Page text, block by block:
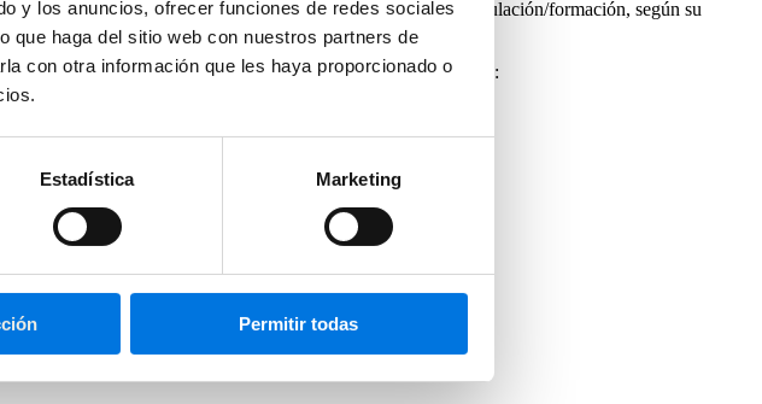
y los anuncios, ofrecer funciones de redes sociales
que haga del sitio web con nuestros partners de
con otra información que les haya proporcionado o
Estadística Marketing
Permitir todas
características demográficas, usuarios en función de su titulación/formación, según su
seleccionada es la que queremos o deberíamos hacer cambios: